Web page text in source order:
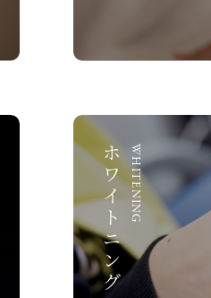
WHITENING
ホワイトニング